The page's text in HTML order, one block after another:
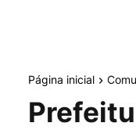
Página inicial